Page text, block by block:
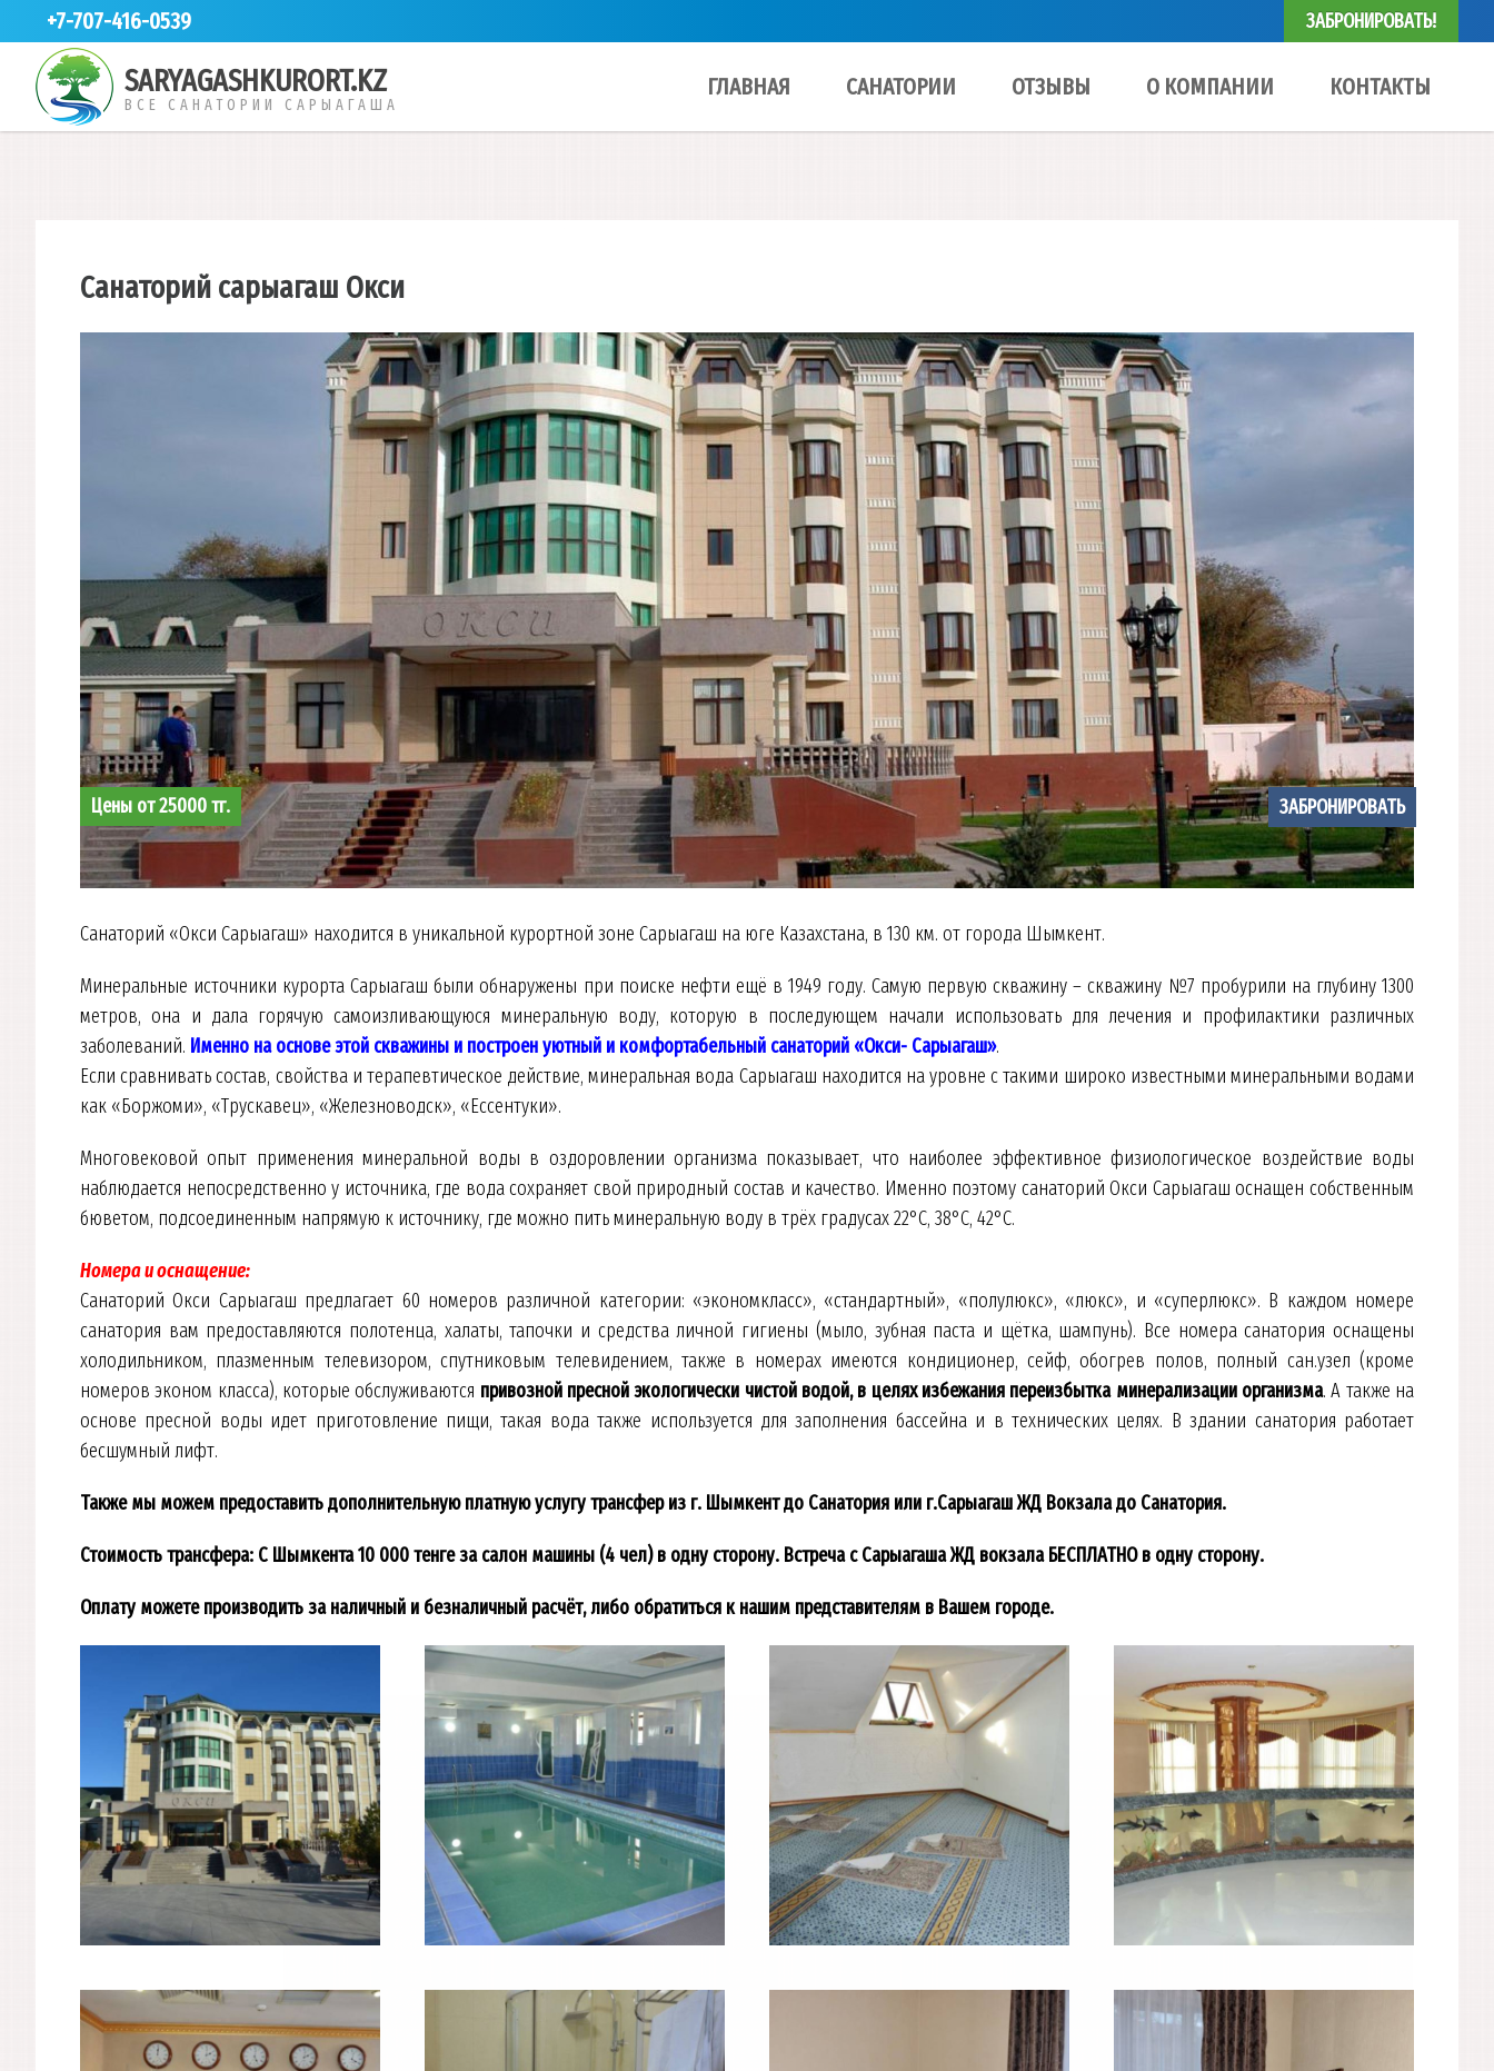
ЗАБРОНИРОВАТЬ!
+7-707-416-0539
SARYAGASHKURORT.KZ
ВСЕ САНАТОРИИ САРЫАГАША
ГЛАВНАЯ САНАТОРИИ ОТЗЫВЫ О КОМПАНИИ КОНТАКТЫ
Cанаторий сарыагаш Окси
Цены от 25000 тг. ЗАБРОНИРОВАТЬ
Санаторий «Окси Сарыагаш» находится в уникальной курортной зоне Сарыагаш на юге Казахстана, в 130 км. от города Шымкент.
Минеральные источники курорта Сарыагаш были обнаружены при поиске нефти ещё в 1949 году. Самую первую скважину – скважину №7 пробурили на глубину 1300
метров, она и дала горячую самоизливающуюся минеральную воду, которую в последующем начали использовать для лечения и профилактики различных
заболеваний. Именно на основе этой скважины и построен уютный и комфортабельный санаторий «Окси- Сарыагаш».
Если сравнивать состав, свойства и терапевтическое действие, минеральная вода Сарыагаш находится на уровне с такими широко известными минеральными водами
как «Боржоми», «Трускавец», «Железноводск», «Ессентуки».
Многовековой опыт применения минеральной воды в оздоровлении организма показывает, что наиболее эффективное физиологическое воздействие воды
наблюдается непосредственно у источника, где вода сохраняет свой природный состав и качество. Именно поэтому санаторий Окси Сарыагаш оснащен собственным
бюветом, подсоединенным напрямую к источнику, где можно пить минеральную воду в трёх градусах 22°С, 38°С, 42°С.
Номера и оснащение:
Санаторий Окси Сарыагаш предлагает 60 номеров различной категории: «экономкласс», «стандартный», «полулюкс», «люкс», и «суперлюкс». В каждом номере
санатория вам предоставляются полотенца, халаты, тапочки и средства личной гигиены (мыло, зубная паста и щётка, шампунь). Все номера санатория оснащены
холодильником, плазменным телевизором, спутниковым телевидением, также в номерах имеются кондиционер, сейф, обогрев полов, полный сан.узел (кроме
номеров эконом класса), которые обслуживаются привозной пресной экологически чистой водой, в целях избежания переизбытка минерализации организма. А также на
основе пресной воды идет приготовление пищи, такая вода также используется для заполнения бассейна и в технических целях. В здании санатория работает
бесшумный лифт.
Также мы можем предоставить дополнительную платную услугу трансфер из г. Шымкент до Санатория или г.Сарыагаш ЖД Вокзала до Санатория.
Стоимость трансфера: С Шымкента 10 000 тенге за салон машины (4 чел) в одну сторону. Встреча с Сарыагаша ЖД вокзала БЕСПЛАТНО в одну сторону.
Оплату можете производить за наличный и безналичный расчёт, либо обратиться к нашим представителям в Вашем городе.